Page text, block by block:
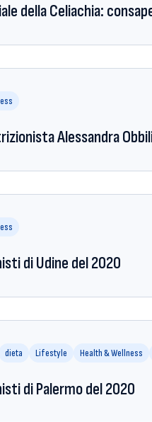
della Celiachia:
Alessandra
di Udine del 2020
dieta Lifestyle Health & Wellness
di Palermo del 2020